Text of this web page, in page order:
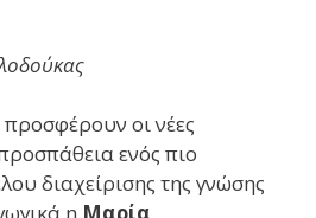
οι νέες
ενός πιο
διαχείρισης της γνώσης